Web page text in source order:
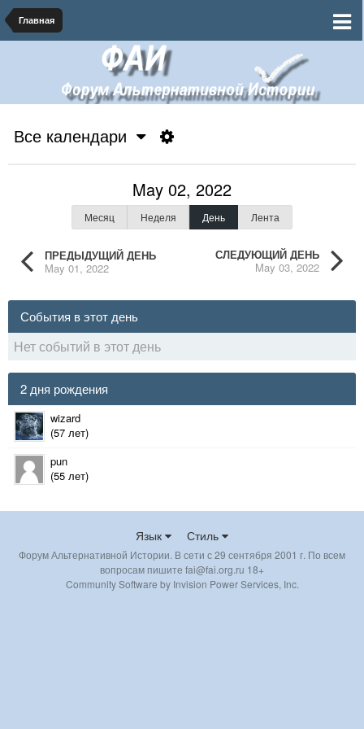
Главная
Все календари
ПРЕДЫДУЩИЙ ДЕНЬ
May 01, 2022
May 02, 2022
Месяц Неделя День Лента
СЛЕДУЮЩИЙ ДЕНЬ
May 03, 2022
События в этот день
Нет событий в этот день
2 дня рождения
wizard
(57 лет)
pun
(55 лет)
Язык Стиль
Форум Альтернативной Истории. В сети с 29 сентября 2001 г. По всем
вопросам пишите fai@fai.org.ru 18+
Community Software by Invision Power Services, Inc.